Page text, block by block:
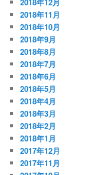
2018年12月
2018年11月
2018年10月
2018年9月
2018年8月
2018年7月
2018年6月
2018年5月
2018年4月
2018年3月
2018年2月
2018年1月
2017年12月
2017年11月